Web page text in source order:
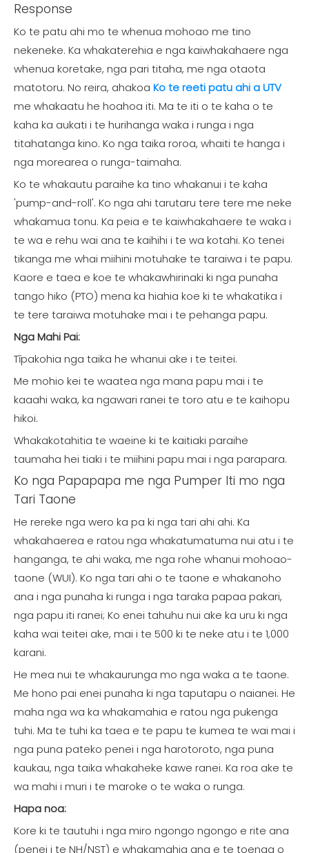
Response
Ko te patu ahi mo te whenua mohoao me tino
nekeneke. Ka whakaterehia e nga kaiwhakahaere nga
whenua koretake, nga pari titaha, me nga otaota
matotoru. No reira, ahakoa Ko te reeti patu ahi a UTV
me whakaatu he hoahoa iti. Ma te iti o te kaha o te
kaha ka aukati i te hurihanga waka i runga i nga
titahatanga kino. Ko nga taika roroa, whaiti te hanga i
nga morearea o runga-taimaha.
Ko te whakautu paraihe ka tino whakanui i te kaha
'pump-and-roll'. Ko nga ahi tarutaru tere tere me neke
whakamua tonu. Ka peia e te kaiwhakahaere te waka i
te wa e rehu wai ana te kaihihi i te wa kotahi. Ko tenei
tikanga me whai miihini motuhake te taraiwa i te papu.
Kaore e taea e koe te whakawhirinaki ki nga punaha
tango hiko (PTO) mena ka hiahia koe ki te whakatika i
te tere taraiwa motuhake mai i te pehanga papu.
Nga Mahi Pai:
Tīpakohia nga taika he whanui ake i te teitei.
Me mohio kei te waatea nga mana papu mai i te
kaaahi waka, ka ngawari ranei te toro atu e te kaihopu
hikoi.
Whakakotahitia te waeine ki te kaitiaki paraihe
taumaha hei tiaki i te miihini papu mai i nga parapara.
Ko nga Papapapa me nga Pumper Iti mo nga
Tari Taone
He rereke nga wero ka pa ki nga tari ahi ahi. Ka
whakahaerea e ratou nga whakatumatuma nui atu i te
hanganga, te ahi waka, me nga rohe whanui mohoao-
taone (WUI). Ko nga tari ahi o te taone e whakanoho
ana i nga punaha ki runga i nga taraka papaa pakari,
nga papu iti ranei; Ko enei tahuhu nui ake ka uru ki nga
kaha wai teitei ake, mai i te 500 ki te neke atu i te 1,000
karani.
He mea nui te whakaurunga mo nga waka a te taone.
Me hono pai enei punaha ki nga taputapu o naianei. He
maha nga wa ka whakamahia e ratou nga pukenga
tuhi. Ma te tuhi ka taea e te papu te kumea te wai mai i
nga puna pateko penei i nga harotoroto, nga puna
kaukau, nga taika whakaheke kawe ranei. Ka roa ake te
wa mahi i muri i te maroke o te waka o runga.
Hapa noa:
Kore ki te tautuhi i nga miro ngongo ngongo e rite ana
(penei i te NH/NST) e whakamahia ana e te toenga o